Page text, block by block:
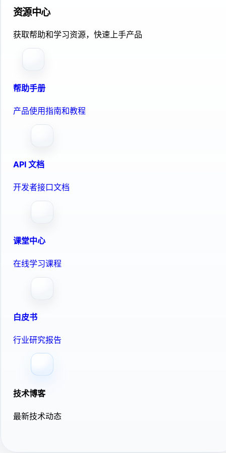
资源中心
获取帮助和学习资源，快速上手产品
帮助手册
产品使用指南和教程
API 文档
开发者接口文档
课堂中心
在线学习课程
白皮书
行业研究报告
技术博客
最新技术动态